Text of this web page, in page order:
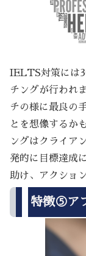
IELTS対策には
チングが行われ
チの様に最良の
とを想像するか
ングはクライア
発的に目標達成
助け、アクショ
特徴⑤ア